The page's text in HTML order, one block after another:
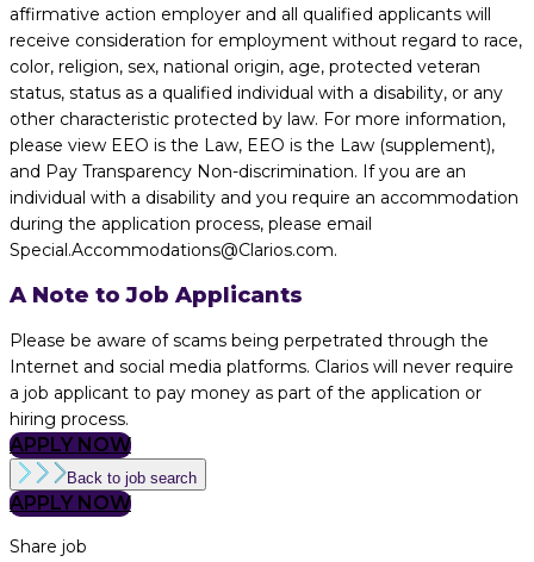
affirmative action employer and all qualified applicants will
receive consideration for employment without regard to race,
color, religion, sex, national origin, age, protected veteran
status, status as a qualified individual with a disability, or any
other characteristic protected by law. For more information,
please view EEO is the Law, EEO is the Law (supplement),
and Pay Transparency Non-discrimination. If you are an
individual with a disability and you require an accommodation
during the application process, please email
Special.Accommodations@Clarios.com.
A Note to Job Applicants
Please be aware of scams being perpetrated through the
Internet and social media platforms. Clarios will never require
a job applicant to pay money as part of the application or
hiring process.
APPLY NOW
Back to job search
APPLY NOW
Share job